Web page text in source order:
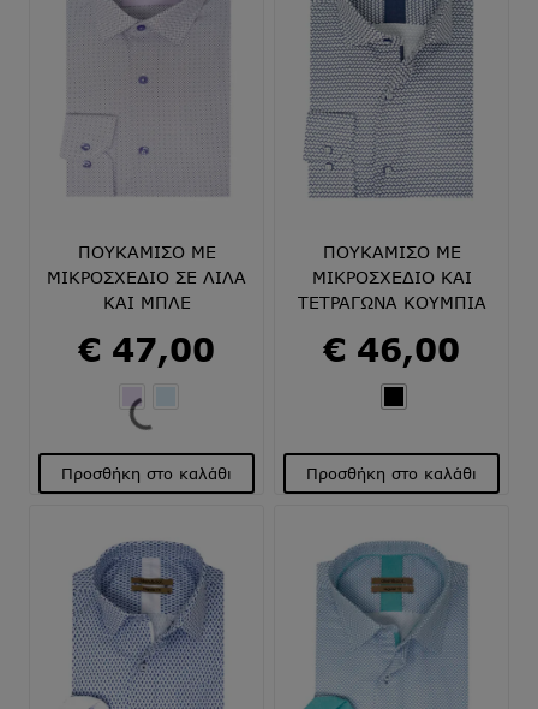
πολλαπλές
παραλλαγές.
Οι
επιλογές
μπορούν
να
επιλεγούν
στη
του
προϊόντος
πολλαπλές
παραλλαγές.
Οι
επιλογές
μπορούν
να
επιλεγούν
στη
του
προϊόντος
ΠΟΥΚΑΜΙΣΟ ΜΕ
ΜΙΚΡΟΣΧΕΔΙΟ ΣΕ ΛΙΛΑ
ΚΑΙ ΜΠΛΕ
€ 47,00
Προσθήκη στο καλάθι
προϊόν
έχει
πολλαπλές
παραλλαγές.
Οι
επιλογές
ΠΟΥΚΑΜΙΣΟ ΜΕ
ΜΙΚΡΟΣΧΕΔΙΟ ΚΑΙ
ΤΕΤΡΑΓΩΝΑ ΚΟΥΜΠΙΑ
€ 46,00
Προσθήκη στο καλάθι
προϊόν
έχει
πολλαπλές
παραλλαγές.
Οι
επιλογές